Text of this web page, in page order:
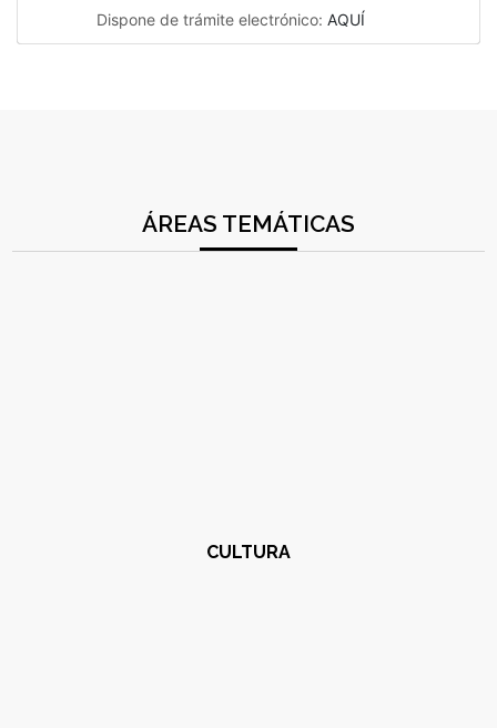
Dispone de trámite electrónico: AQUÍ
ÁREAS TEMÁTICAS
CULTURA